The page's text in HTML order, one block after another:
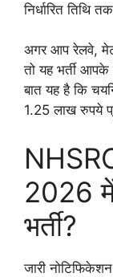
निर्धारित
अगर आप रेलवे,
तो यह भर्ती
बात यह है कि
1.25 लाख रुपये
2026 में
भर्ती?
जारी